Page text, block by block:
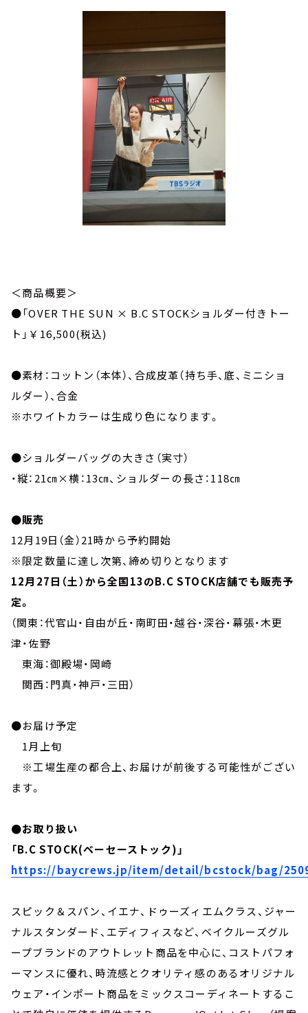
＜商品概要＞
●「OVER THE SUN × B.C STOCKショルダー付きトー
ト」￥16,500(税込)
●素材：コットン（本体）、合成皮革（持ち手、底、ミニショ
ルダー）、合金
※ホワイトカラーは生成り色になります。
●ショルダーバッグの大きさ（実寸）
・縦：21㎝×横：13㎝、ショルダーの長さ：118㎝
●販売
12月19日（金）21時から予約開始
※限定数量に達し次第、締め切りとなります
12月27日（土）から全国13のB.C STOCK店舗でも販売予
定。
（関東：代官山・自由が丘・南町田・越谷・深谷・幕張・木更
津・佐野
東海：御殿場・岡崎
関西：門真・神戸・三田）
●お届け予定
1月上旬
※工場生産の都合上、お届けが前後する可能性がござい
ます。
●お取り扱い
「B.C STOCK(ベーセーストック)」
https://baycrews.jp/item/detail/bcstock/bag/
スピック＆スパン、イエナ、ドゥーズィエムクラス、ジャー
ナルスタンダード、エディフィスなど、ベイクルーズグル
ープブランドのアウトレット商品を中心に、コストパフォ
ーマンスに優れ、時流感とクオリティ感のあるオリジナル
ウェア・インポート商品をミックスコーディネートするこ